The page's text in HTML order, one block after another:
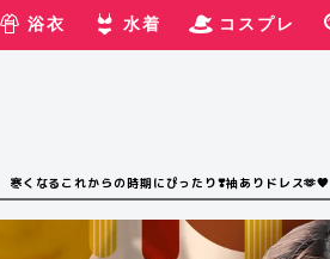
浴衣 水着 コスプレ
寒くなるこれからの時期にぴったり❣️袖ありドレス🫶🧡